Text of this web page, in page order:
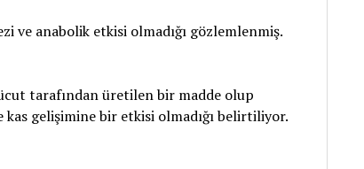
ve anabolik etkisi olmadığı gözlemlenmiş.
tarafından üretilen bir madde olup
kas gelişimine bir etkisi olmadığı belirtiliyor.